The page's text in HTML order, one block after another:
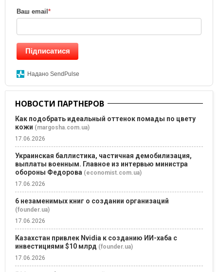
Ваш email *
Підписатися
Надано SendPulse
НОВОСТИ ПАРТНЕРОВ
Как подобрать идеальный оттенок помады по цвету
кожи (margosha.com.ua)
17.06.2026
Украинская баллистика, частичная демобилизация,
выплаты военным. Главное из интервью министра
обороны Федорова (economist.com.ua)
17.06.2026
6 незаменимых книг о создании организаций
(founder.ua)
17.06.2026
Казахстан привлек Nvidia к созданию ИИ-хаба с
инвестициями $10 млрд (founder.ua)
17.06.2026